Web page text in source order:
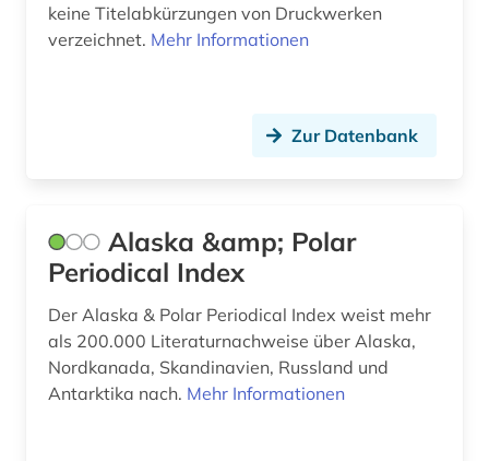
bodenkunde (1)
brief (3)
briefsammlung (1)
bryophyten (1)
buchhandel (1)
keine Titelabkürzungen von Druckwerken
verzeichnet. Mehr Informationen
Zur Datenbank
Alaska &amp; Polar
Periodical Index
Der Alaska & Polar Periodical Index weist mehr
als 200.000 Literaturnachweise über Alaska,
Nordkanada, Skandinavien, Russland und
Antarktika nach. Mehr Informationen